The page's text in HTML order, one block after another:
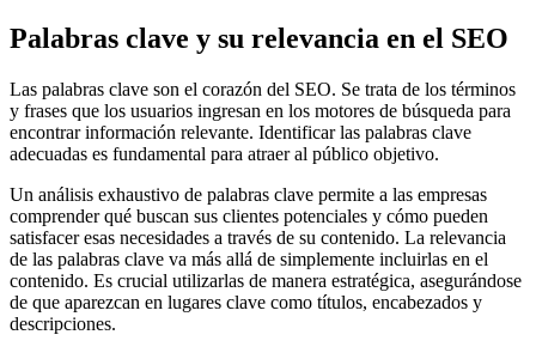
Palabras clave y su relevancia en el SEO
Las palabras clave son el corazón del SEO. Se trata de los términos
y frases que los usuarios ingresan en los motores de búsqueda para
encontrar información relevante. Identificar las palabras clave
adecuadas es fundamental para atraer al público objetivo.
Un análisis exhaustivo de palabras clave permite a las empresas
comprender qué buscan sus clientes potenciales y cómo pueden
satisfacer esas necesidades a través de su contenido. La relevancia
de las palabras clave va más allá de simplemente incluirlas en el
contenido. Es crucial utilizarlas de manera estratégica, asegurándose
de que aparezcan en lugares clave como títulos, encabezados y
descripciones.